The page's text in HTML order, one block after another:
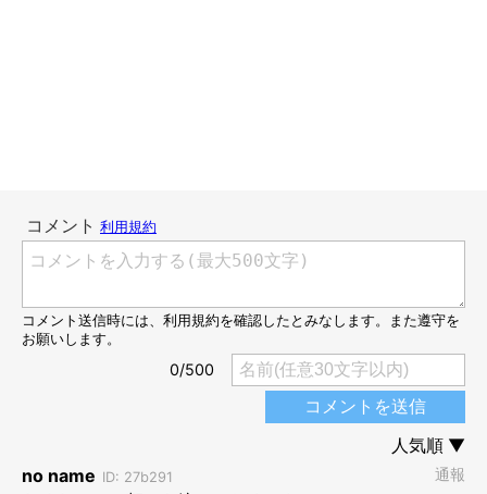
かんたろうは構ってもらうことが好きなので、こんなにゴロゴロ
鳴いてくれるのかなと思います。
うずらの控えめなゴロゴロ音に比べて、かんたろうのしっかり聞
こえる音がお茶目で愛しかったです(もちろん、うずらのゴロゴ
毛布をかぶって顔も見えないのに、機嫌の良さが伝わってきて癒